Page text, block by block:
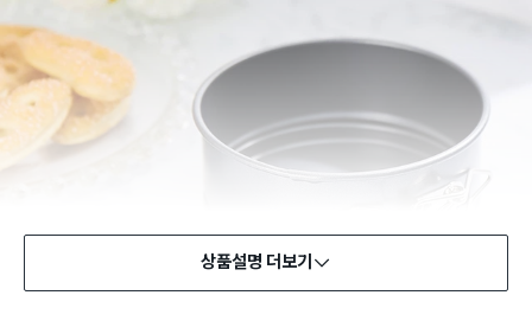
상품설명 더보기